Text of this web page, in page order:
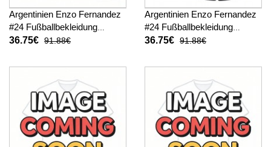
Argentinien Enzo Fernandez
#24 Fußballbekleidung
Heimtrikot Kinder WM 2026
36.75€ 91.88€
Argentinien Enzo Fernandez
#24 Fußballbekleidung
Auswärtstrikot Kinder WM
hosen)
36.75€ 91.88€